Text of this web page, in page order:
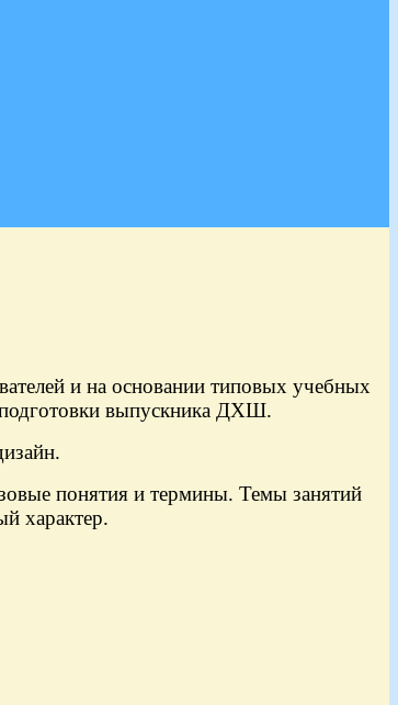
и на основании типовых учебных
подготовки выпускника ДХШ.
понятия и термины. Темы занятий
характер.